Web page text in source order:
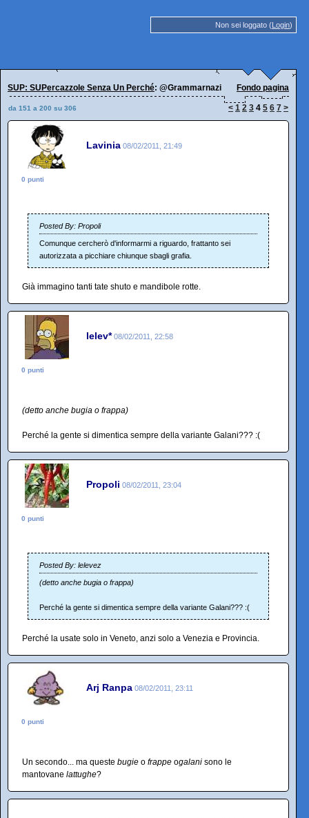
Non sei loggato (Login)
SUP: SUPercazzole Senza Un Perché: @Grammarnazi Fondo pagina
da 151 a 200 su 306 < 1 2 3 4 5 6 7 >
Lavinia 08/02/2011, 21:49
0 punti
Posted By: Propoli
Comunque cercherò d'informarmi a riguardo, frattanto sei
autorizzata a picchiare chiunque sbagli grafia.
Già immagino tanti tate shuto e mandibole rotte.
lelev* 08/02/2011, 22:58
0 punti
(detto anche bugia o frappa)
Perché la gente si dimentica sempre della variante Galani??? :(
Propoli 08/02/2011, 23:04
0 punti
Posted By: lelevez
(detto anche bugia o frappa)
Perché la gente si dimentica sempre della variante Galani??? :(
Perché la usate solo in Veneto, anzi solo a Venezia e Provincia.
Arj Ranpa 08/02/2011, 23:11
0 punti
Un secondo... ma queste bugie o frappe ogalani sono le
mantovane lattughe?